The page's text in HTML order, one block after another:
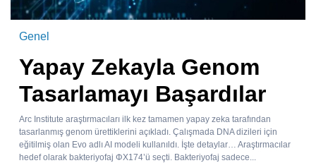
Genel
Yapay Zekayla Genom
Tasarlamayı Başardılar
Arc Institute araştırmacıları ilk kez tamamen yapay zeka tarafından
tasarlanmış genom ürettiklerini açıkladı. Çalışmada DNA dizileri için
eğitilmiş olan Evo adlı AI modeli kullanıldı. İşte detaylar… Araştırmacılar
hedef olarak bakteriyofaj ΦX174’ü seçti. Bakteriyofaj sadece...